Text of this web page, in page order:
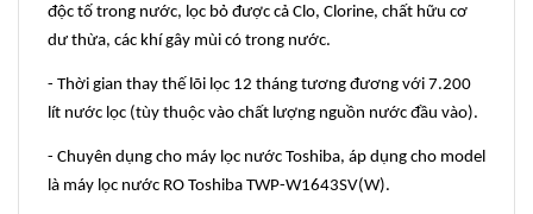
độc tố trong nước, lọc bỏ được cả Clo, Clorine, chất hữu cơ
dư thừa, các khí gây mùi có trong nước.
- Thời gian thay thế lõi lọc 12 tháng tương đương với 7.200
lít nước lọc (tùy thuộc vào chất lượng nguồn nước đầu vào).
- Chuyên dụng cho máy lọc nước Toshiba, áp dụng cho model
là máy lọc nước RO Toshiba TWP-W1643SV(W).